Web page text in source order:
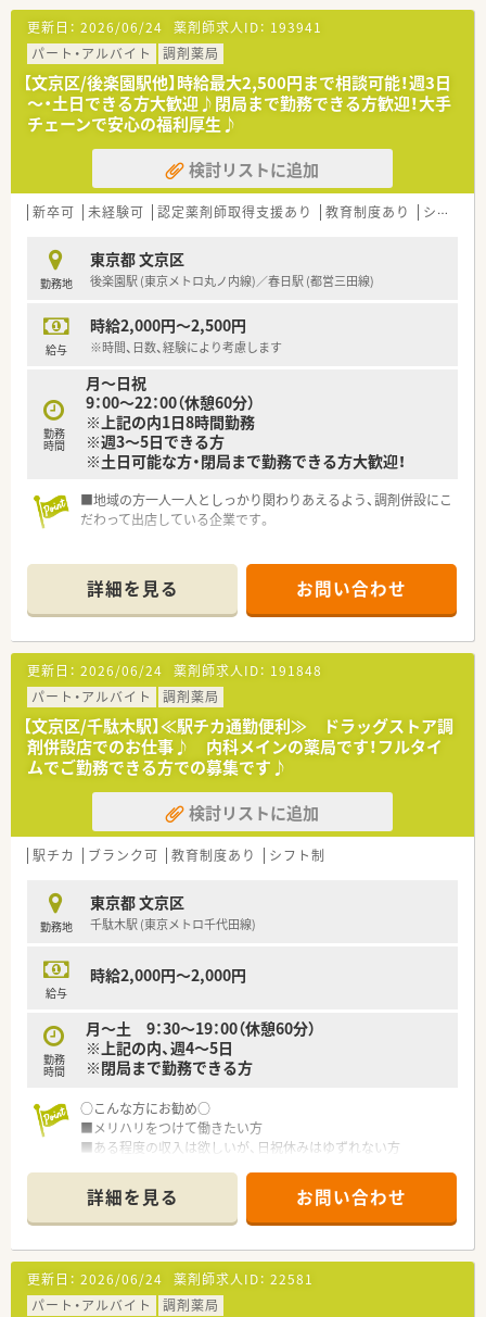
更新日： 2026/06/24 薬剤師求人ID： 193941
パート・アルバイト
調剤薬局
【文京区/後楽園駅他】時給最大2,500円まで相談可能！週3日
～・土日できる方大歓迎♪閉局まで勤務できる方歓迎！大手
チェーンで安心の福利厚生♪
検討リストに追加
新卒可 未経験可 認定薬剤師取得支援あり 教育制度あり シフト制
勤務地
東京都 文京区
後楽園駅 (東京メトロ丸ノ内線)／春日駅 (都営三田線)
給与
時給2,000円～2,500円
※時間、日数、経験により考慮します
勤務
時間
月～日祝
9：00～22：00（休憩60分）
※上記の内1日8時間勤務
※週3～5日できる方
※土日可能な方・閉局まで勤務できる方大歓迎！
■地域の方一人一人としっかり関わりあえるよう、調剤併設にこ
だわって出店している企業です。
にも力を入れています。
■調剤併設型ドラッグストアの中でも調剤に力を入れている企
業になり、OTCと調剤を両立させ、万能型薬剤師を目指せる企業
です。
■将来的には、マネージャー、商品開発、店舗開発、人事、経理等、
適性と希望に合わせて幅広くキャリア展開することができま
す。
■年間休日は119日となっており、調剤薬剤師の場合、土日祝休
みが基本となっています。
詳細を見る お問い合わせ
更新日： 2026/06/24 薬剤師求人ID： 191848
パート・アルバイト
調剤薬局
【文京区/千駄木駅】≪駅チカ通勤便利≫ ドラッグストア調
剤併設店でのお仕事♪ 内科メインの薬局です！フルタイ
ムでご勤務できる方での募集です♪
検討リストに追加
駅チカ ブランク可 教育制度あり シフト制
勤務地
東京都 文京区
千駄木駅 (東京メトロ千代田線)
給与
時給2,000円～2,000円
勤務
時間
月～土 9：30～19：00（休憩60分）
※上記の内、週4～5日
※閉局まで勤務できる方
○こんな方にお勧め○
■メリハリをつけて働きたい方
■ある程度の収入は欲しいが、日祝休みはゆずれない方
○企業の特徴○
■都内を中心にドラッグストア・調剤薬局を116店舗展開してい
る企業です。
■教育・研修制度や将来のキャリアプランにも欠かせない人事制
度も体制がしっかり整っている会社です。毎月開催の研修や漢
方講座で知識も深まります。
■管理薬剤師、薬局長、マネージャーとステップアップも可能。
詳細を見る お問い合わせ
更新日： 2026/06/24 薬剤師求人ID： 22581
パート・アルバイト
調剤薬局